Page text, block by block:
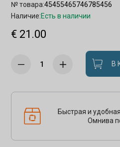
№ товара:45455465746785456
Наличие:Есть в наличии
€ 21.00
В
Быстрая и
Омнива